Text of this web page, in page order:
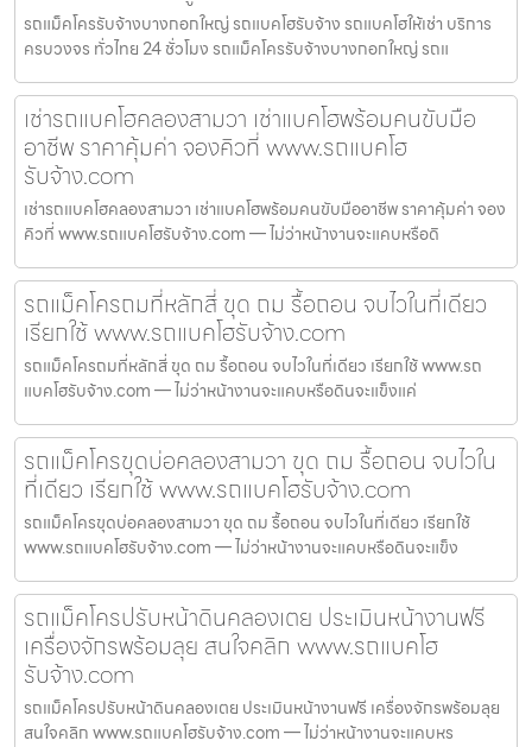
รถแม็คโครรับจ้างบางกอกใหญ่ รถแบคโฮรับจ้าง รถแบคโฮให้เช่า บริการ
ครบวงจร ทั่วไทย 24 ชั่วโมง รถแม็คโครรับจ้างบางกอกใหญ่ รถแ
เช่ารถแบคโฮคลองสามวา เช่าแบคโฮพร้อมคนขับมือ
อาชีพ ราคาคุ้มค่า จองคิวที่ www.รถแบคโฮ
รับจ้าง.com
เช่ารถแบคโฮคลองสามวา เช่าแบคโฮพร้อมคนขับมืออาชีพ ราคาคุ้มค่า จอง
คิวที่ www.รถแบคโฮรับจ้าง.com — ไม่ว่าหน้างานจะแคบหรือดิ
รถแม็คโครถมที่หลักสี่ ขุด ถม รื้อถอน จบไวในที่เดียว
เรียกใช้ www.รถแบคโฮรับจ้าง.com
รถแม็คโครถมที่หลักสี่ ขุด ถม รื้อถอน จบไวในที่เดียว เรียกใช้ www.รถ
แบคโฮรับจ้าง.com — ไม่ว่าหน้างานจะแคบหรือดินจะแข็งแค่
รถแม็คโครขุดบ่อคลองสามวา ขุด ถม รื้อถอน จบไวใน
ที่เดียว เรียกใช้ www.รถแบคโฮรับจ้าง.com
รถแม็คโครขุดบ่อคลองสามวา ขุด ถม รื้อถอน จบไวในที่เดียว เรียกใช้
www.รถแบคโฮรับจ้าง.com — ไม่ว่าหน้างานจะแคบหรือดินจะแข็ง
รถแม็คโครปรับหน้าดินคลองเตย ประเมินหน้างานฟรี
เครื่องจักรพร้อมลุย สนใจคลิก www.รถแบคโฮ
รับจ้าง.com
รถแม็คโครปรับหน้าดินคลองเตย ประเมินหน้างานฟรี เครื่องจักรพร้อมลุย
สนใจคลิก www.รถแบคโฮรับจ้าง.com — ไม่ว่าหน้างานจะแคบหร